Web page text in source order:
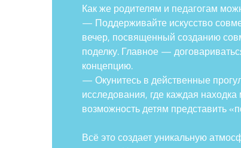
Как же родителям и педагогам
— Поддерживайте искусство
вечер, посвященный созданию
поделку. Главное —
концепцию.
— Окунитесь в действенные
исследования, где каждая
возможность детям представить
Всё это создает уникальную